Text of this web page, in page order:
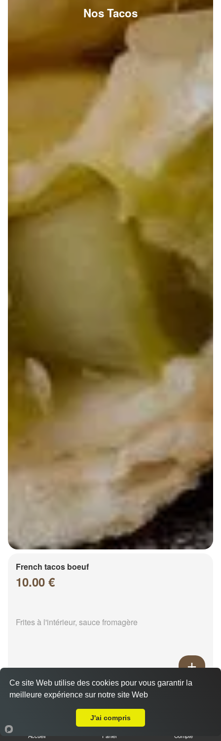
Nos Tacos
French tacos boeuf
10.00 €
Frites à l'intérieur, sauce fromagère
French tacos chicken
Accueil Panier Compte
Ce site Web utilise des cookies pour vous garantir la
meilleure expérience sur notre site Web
J'ai compris